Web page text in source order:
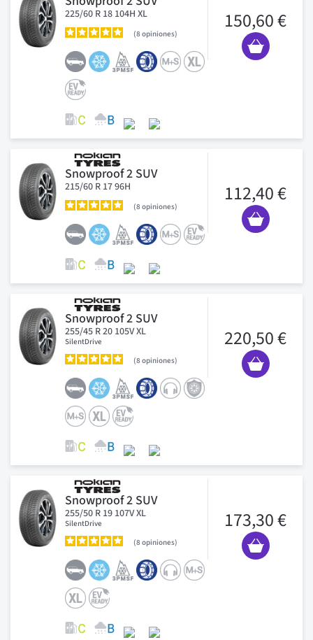
225/60 R 18 104H XL
8 opiniones
150,60 €
Snowproof 2 SUV
215/60 R 17 96H
8 opiniones
112,40 €
Snowproof 2 SUV
255/45 R 20 105V XL
SilentDrive
8 opiniones
220,50 €
Snowproof 2 SUV
255/50 R 19 107V XL
SilentDrive
8 opiniones
173,30 €